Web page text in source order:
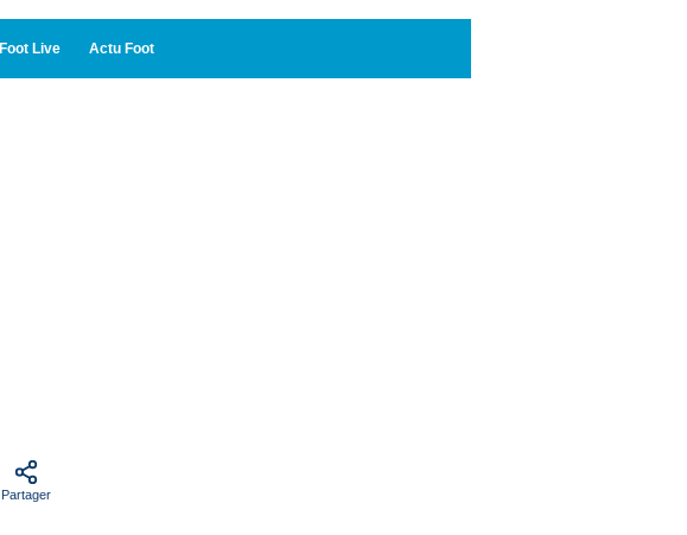
Foot Live Actu Foot
Partager